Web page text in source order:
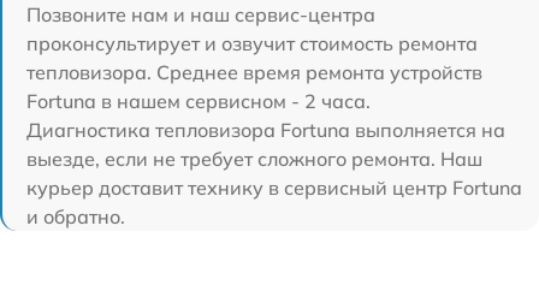
Позвоните нам и наш сервис-центра
проконсультирует и озвучит стоимость ремонта
тепловизора. Среднее время ремонта устройств
Fortuna в нашем сервисном - 2 часа.
Диагностика тепловизора Fortuna выполняется на
выезде, если не требует сложного ремонта. Наш
курьер доставит технику в сервисный центр Fortuna
и обратно.